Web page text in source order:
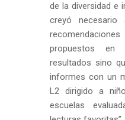
de la diversidad e
creyó
propuestos
resultados sino
informes con un
L2 dirigido a
escuelas